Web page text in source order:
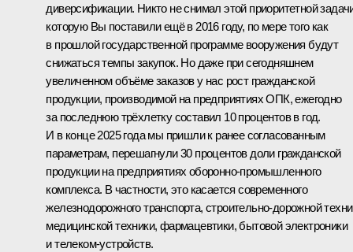
диверсификации. Никто не снимал этой приоритетной
которую Вы поставили ещё в 2016 году, по мере того как
в прошлой государственной программе вооружения будут
снижаться темпы закупок. Но даже при сегодняшнем
увеличенном объёме заказов у нас рост гражданской
продукции, производимой на предприятиях ОПК, ежегодно
за последнюю трёхлетку составил 10 процентов в год.
И в конце 2025 года мы пришли к ранее согласованным
параметрам, перешагнули 30 процентов доли гражданской
продукции на предприятиях оборонно-промышленного
комплекса. В частности, это касается современного
железнодорожного транспорта, строительно-дорожной
медицинской техники, фармацевтики, бытовой электроники
и телеком-устройств.